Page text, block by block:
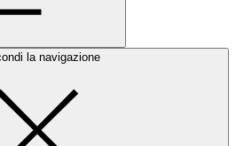
la navigazione